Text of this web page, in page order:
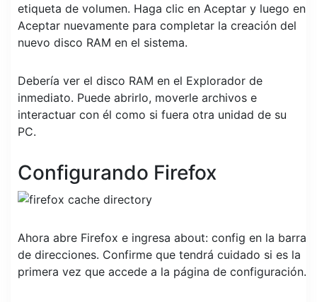
etiqueta de volumen. Haga clic en Aceptar y luego en
Aceptar nuevamente para completar la creación del
nuevo disco RAM en el sistema.
Debería ver el disco RAM en el Explorador de
inmediato. Puede abrirlo, moverle archivos e
interactuar con él como si fuera otra unidad de su
PC.
Configurando Firefox
Ahora abre Firefox e ingresa about: config en la barra
de direcciones. Confirme que tendrá cuidado si es la
primera vez que accede a la página de configuración.